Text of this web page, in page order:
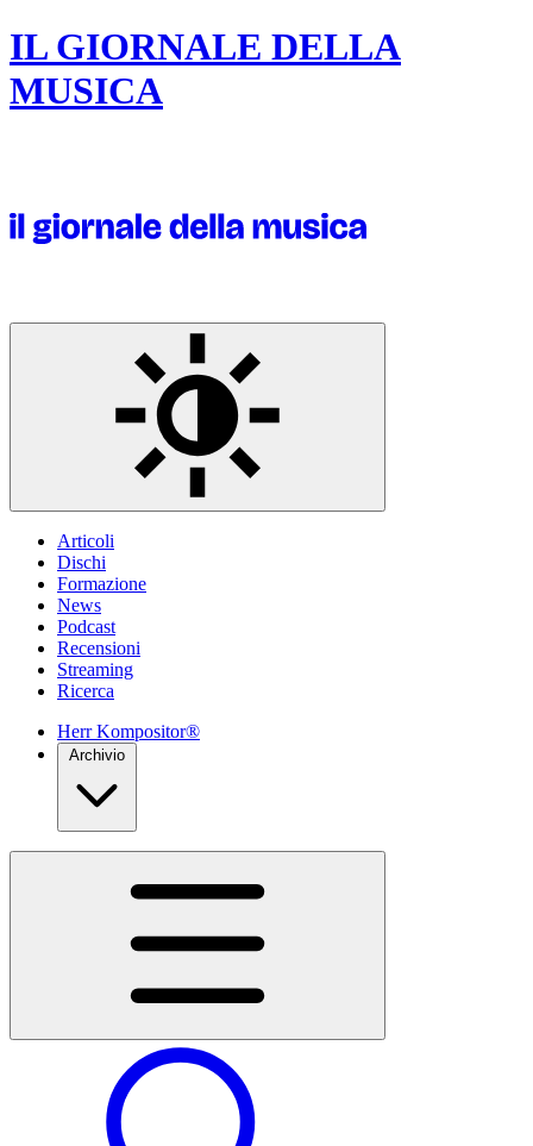
IL GIORNALE DELLA
MUSICA
Articoli
Dischi
Formazione
News
Podcast
Recensioni
Streaming
Ricerca
Herr Kompositor®
Archivio